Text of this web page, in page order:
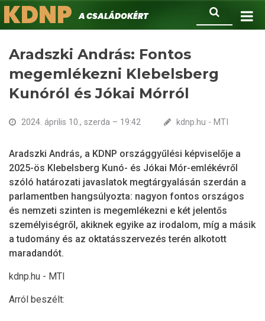
Ugrás
a
Keresés
KDNPA családokért.
Aradszki András: Fontos
megemlékezni Klebelsberg
Kunóról és Jókai Mórról
2024. április 10., szerda – 19:42 kdnp.hu - MTI
Aradszki András, a KDNP országgyűlési képviselője a
2025-ös Klebelsberg Kunó- és Jókai Mór-emlékévről
szóló határozati javaslatok megtárgyalásán szerdán a
parlamentben hangsúlyozta: nagyon fontos országos
és nemzeti szinten is megemlékezni e két jelentős
személyiségről, akiknek egyike az irodalom, míg a másik
a tudomány és az oktatásszervezés terén alkotott
maradandót.
kdnp.hu - MTI
Arról beszélt: